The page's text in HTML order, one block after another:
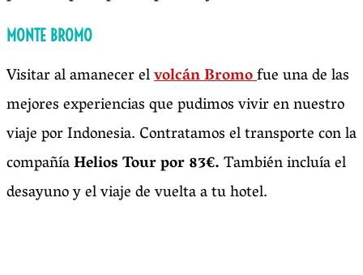
MONTE BROMO
Visitar al amanecer elvolcán Bromofue una de las
mejores experiencias que pudimos vivir en nuestro
viaje por Indonesia. Contratamos el transporte con la
compañíaHelios Tour por 83€.También incluía el
desayuno y el viaje de vuelta a tu hotel.